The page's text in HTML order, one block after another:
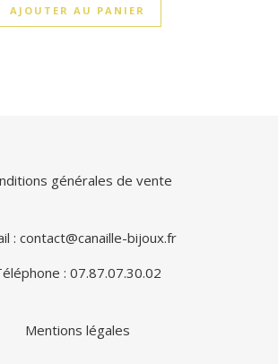
AJOUTER AU PANIER
générales de vente
: contact@canaille-bijoux.fr
: 07.87.07.30.02
Mentions légales